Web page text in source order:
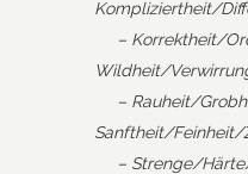
Kompliziertheit/
– Korrektheit/
Wildheit/
– Rauheit/
Sanftheit/Feinheit/
– Strenge/